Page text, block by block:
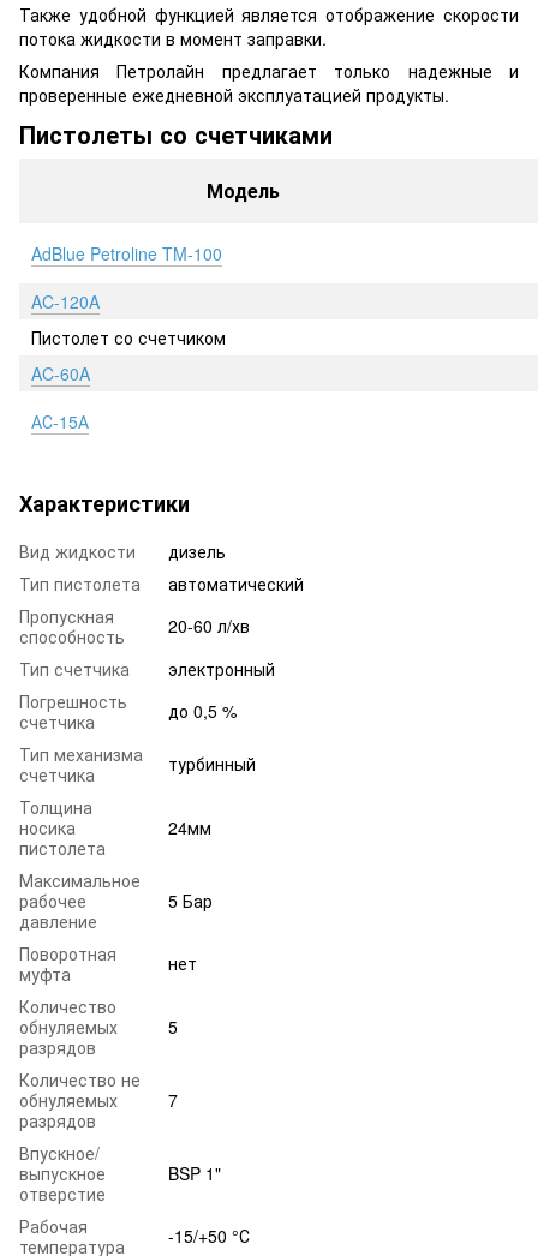
Также удобной функцией является отображение скорости
потока жидкости в момент заправки.
Компания Петролайн предлагает только надежные и
проверенные ежедневной эксплуатацией продукты.
Пистолеты со счетчиками
Модель
AdBlue Petroline TM-100
AC-120A
Пистолет со счетчиком
AC-60A
АС-15А
Характеристики
Вид жидкости
дизель
Тип пистолета
автоматический
Пропускная
способность
20-60 л/хв
Тип счетчика
электронный
Погрешность
счетчика
до 0,5 %
Тип механизма
счетчика
турбинный
Толщина
носика
пистолета
24мм
Максимальное
рабочее
давление
5 Бар
Поворотная
муфта
нет
Количество
обнуляемых
разрядов
5
Количество не
обнуляемых
разрядов
7
Впускное/
выпускное
отверстие
BSP 1"
Рабочая
температура
-15/+50 °С